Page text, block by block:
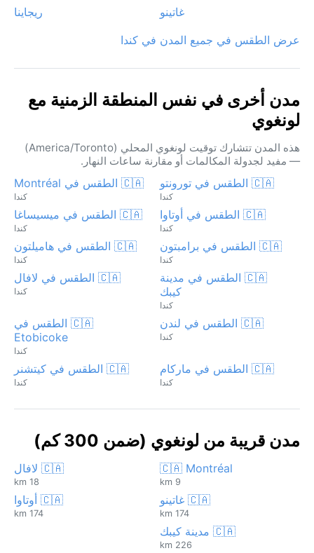
غاتينو
ريجاينا
عرض الطقس في جميع المدن في كندا
مدن أخرى في نفس المنطقة الزمنية مع
لونغوي
هذه المدن تتشارك توقيت لونغوي المحلي (America/Toronto)
— مفيد لجدولة المكالمات أو مقارنة ساعات النهار.
🇨🇦 الطقس في تورونتو
كندا
🇨🇦 الطقس في Montréal
كندا
🇨🇦 الطقس في أوتاوا
كندا
🇨🇦 الطقس في ميسيساغا
كندا
🇨🇦 الطقس في برامبتون
كندا
🇨🇦 الطقس في هاميلتون
كندا
🇨🇦 الطقس في مدينة
كيبك
كندا
🇨🇦 الطقس في لافال
كندا
🇨🇦 الطقس في لندن
كندا
🇨🇦 الطقس في
Etobicoke
كندا
🇨🇦 الطقس في ماركام
كندا
🇨🇦 الطقس في كيتشنر
كندا
مدن قريبة من لونغوي (ضمن 300 كم)
🇨🇦 Montréal
9 km
🇨🇦 لافال
18 km
🇨🇦 غاتينو
174 km
🇨🇦 أوتاوا
174 km
🇨🇦 مدينة كيبك
226 km